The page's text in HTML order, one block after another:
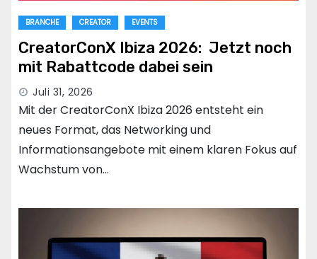
BRANCHE CREATOR EVENTS
CreatorConX Ibiza 2026: Jetzt noch
mit Rabattcode dabei sein
Juli 31, 2026
Mit der CreatorConX Ibiza 2026 entsteht ein
neues Format, das Networking und
Informationsangebote mit einem klaren Fokus auf
Wachstum von…